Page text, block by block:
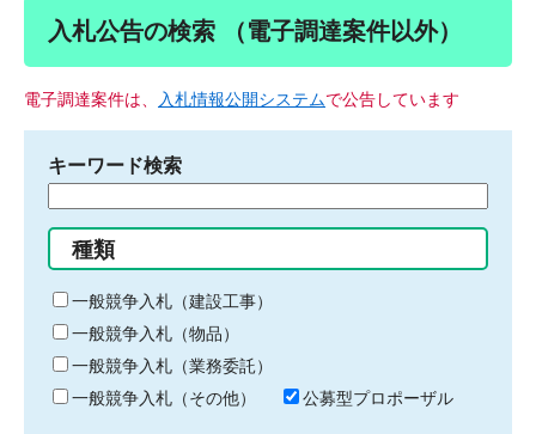
入札公告の検索 （電子調達案件以外）
電子調達案件は、 入札情報公開システムで公告しています
キーワード検索
る
キ
ー
ワ
ー
ド
種類
一般競争入札（建設工事）
一般競争入札（物品）
一般競争入札（業務委託）
一般競争入札（その他）
公募型プロポーザル